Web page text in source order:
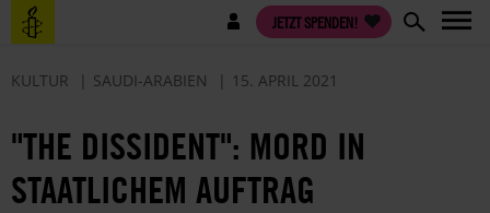
Direkt
zum
Benutzermenü JETZT SPENDEN!
KULTUR SAUDI-ARABIEN 15. APRIL 2021
"THE DISSIDENT": MORD IN
STAATLICHEM AUFTRAG